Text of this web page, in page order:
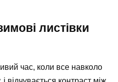
листівки
час, коли все навколо